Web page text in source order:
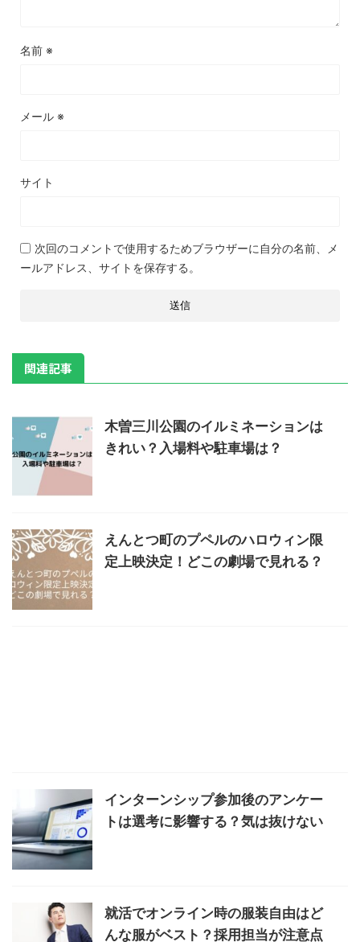
名前 ※
メール ※
サイト
次回のコメントで使用するためブラウザーに自分の名前、メ
ールアドレス、サイトを保存する。
関連記事
木曽三川公園のイルミネーションは
きれい？入場料や駐車場は？
えんとつ町のプペルのハロウィン限
定上映決定！どこの劇場で見れる？
インターンシップ参加後のアンケー
トは選考に影響する？気は抜けない
就活でオンライン時の服装自由はど
んな服がベスト？採用担当が注意点